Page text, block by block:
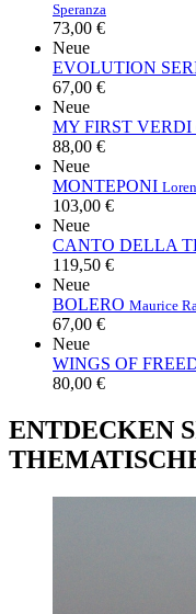
Speranza
73,00 €
Neue
EVOLUTION
67,00 €
Neue
MY FIRST VERDI
88,00 €
Neue
MONTEPONI
103,00 €
Neue
CANTO DELLA
119,50 €
Neue
BOLERO Maurice
67,00 €
Neue
WINGS OF
80,00 €
ENTDECKEN